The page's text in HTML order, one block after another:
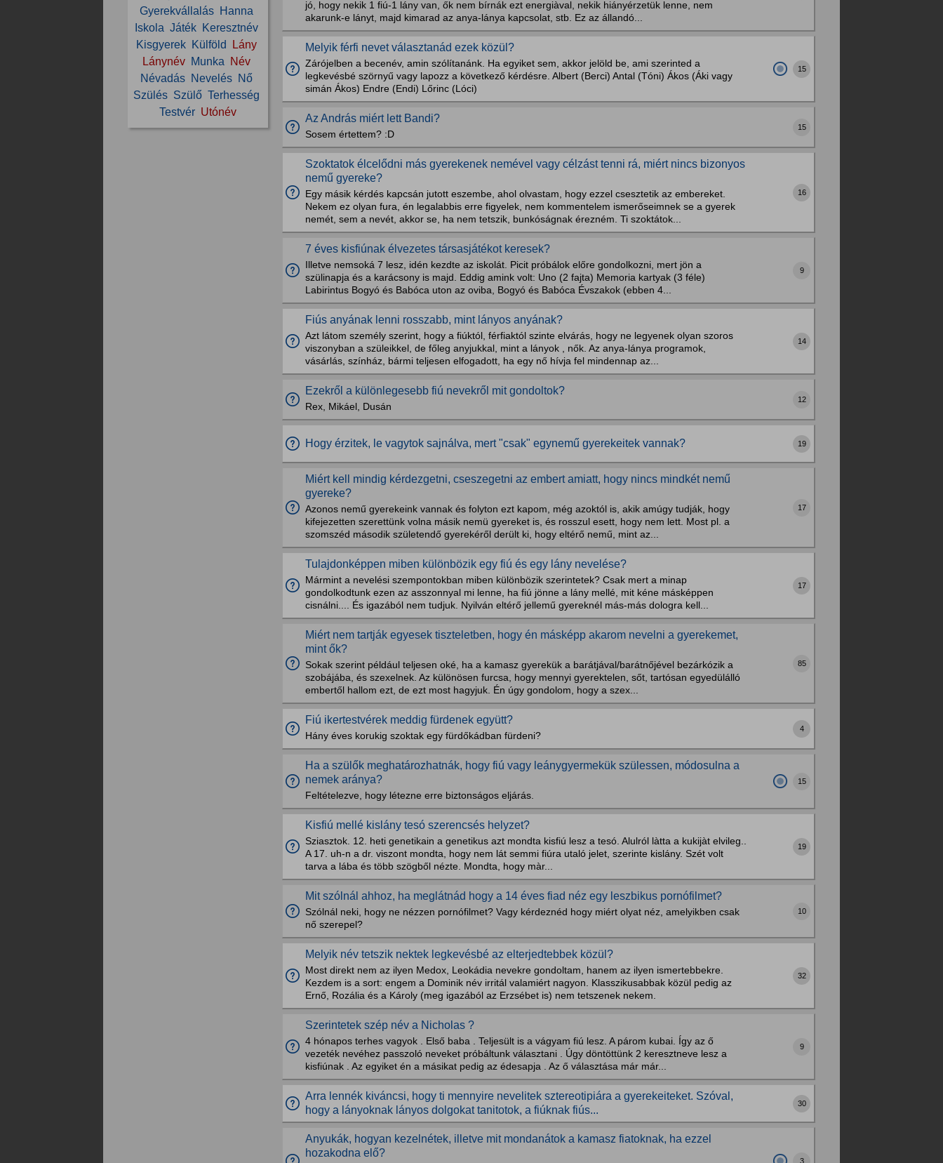
Gyerekvállalás Hanna
Iskola Játék Keresztnév
Kisgyerek Külföld
Lány
Lánynév Munka
Név
Névadás Nevelés Nő
Szülés Szülő Terhesség
Testvér Utónév
jó, hogy nekik 1 fiú-1 lány van, ők nem bírnák ezt energiàval, nekik hiányérzetük lenne, nem
akarunk-e lányt, majd kimarad az anya-lánya kapcsolat, stb. Ez az állandó...
Melyik férfi nevet választanád ezek közül?
Zárójelben a becenév, amin szólítanánk. Ha egyiket sem, akkor jelöld be, ami szerinted a
legkevésbé szörnyű vagy lapozz a következő kérdésre. Albert (Berci) Antal (Tóni) Ákos (Áki vagy
simán Ákos) Endre (Endi) Lőrinc (Lóci)
15
Az András miért lett Bandi?
Sosem értettem? :D
15
Szoktatok élcelődni más gyerekenek nemével vagy célzást tenni rá, miért nincs bizonyos
nemű gyereke?
Egy másik kérdés kapcsán jutott eszembe, ahol olvastam, hogy ezzel csesztetik az embereket.
Nekem ez olyan fura, én legalabbis erre figyelek, nem kommentelem ismerőseimnek se a gyerek
nemét, sem a nevét, akkor se, ha nem tetszik, bunkóságnak érezném. Ti szoktátok...
16
7 éves kisfiúnak élvezetes társasjátékot keresek?
Illetve nemsoká 7 lesz, idén kezdte az iskolát. Picit próbálok előre gondolkozni, mert jön a
szülinapja és a karácsony is majd. Eddig amink volt: Uno (2 fajta) Memoria kartyak (3 féle)
Labirintus Bogyó és Babóca uton az oviba, Bogyó és Babóca Évszakok (ebben 4...
9
Fiús anyának lenni rosszabb, mint lányos anyának?
Azt látom személy szerint, hogy a fiúktól, férfiaktól szinte elvárás, hogy ne legyenek olyan szoros
viszonyban a szüleikkel, de főleg anyjukkal, mint a lányok , nők. Az anya-lánya programok,
vásárlás, színház, bármi teljesen elfogadott, ha egy nő hívja fel mindennap az...
14
Ezekről a különlegesebb fiú nevekről mit gondoltok?
Rex, Mikáel, Dusán
12
Hogy érzitek, le vagytok sajnálva, mert "csak" egynemű gyerekeitek vannak? 19
Miért kell mindig kérdezgetni, cseszegetni az embert amiatt, hogy nincs mindkét nemű
gyereke?
Azonos nemű gyerekeink vannak és folyton ezt kapom, még azoktól is, akik amúgy tudják, hogy
kifejezetten szerettünk volna másik nemü gyereket is, és rosszul esett, hogy nem lett. Most pl. a
szomszéd második születendő gyerekéről derült ki, hogy eltérő nemű, mint az...
17
Tulajdonképpen miben különbözik egy fiú és egy lány nevelése?
Mármint a nevelési szempontokban miben különbözik szerintetek? Csak mert a minap
gondolkodtunk ezen az asszonnyal mi lenne, ha fiú jönne a lány mellé, mit kéne másképpen
cisnálni.... És igazából nem tudjuk. Nyilván eltérő jellemű gyereknél más-más dologra kell...
17
Miért nem tartják egyesek tiszteletben, hogy én másképp akarom nevelni a gyerekemet,
mint ők?
Sokak szerint például teljesen oké, ha a kamasz gyerekük a barátjával/barátnőjével bezárkózik a
szobájába, és szexelnek. Az különösen furcsa, hogy mennyi gyerektelen, sőt, tartósan egyedülálló
embertől hallom ezt, de ezt most hagyjuk. Én úgy gondolom, hogy a szex...
85
Fiú ikertestvérek meddig fürdenek együtt?
Hány éves korukig szoktak egy fürdőkádban fürdeni?
4
Ha a szülők meghatározhatnák, hogy fiú vagy leánygyermekük szülessen, módosulna a
nemek aránya?
Feltételezve, hogy létezne erre biztonságos eljárás.
15
Kisfiú mellé kislány tesó szerencsés helyzet?
Sziasztok. 12. heti genetikain a genetikus azt mondta kisfiú lesz a tesó. Alulról làtta a kukijàt elvileg..
A 17. uh-n a dr. viszont mondta, hogy nem lát semmi fiúra utaló jelet, szerinte kislány. Szét volt
tarva a lába és több szögből nézte. Mondta, hogy màr...
19
Mit szólnál ahhoz, ha meglátnád hogy a 14 éves fiad néz egy leszbikus pornófilmet?
Szólnál neki, hogy ne nézzen pornófilmet? Vagy kérdeznéd hogy miért olyat néz, amelyikben csak
nő szerepel?
10
Melyik név tetszik nektek legkevésbé az elterjedtebbek közül?
Most direkt nem az ilyen Medox, Leokádia nevekre gondoltam, hanem az ilyen ismertebbekre.
Kezdem is a sort: engem a Dominik név irritál valamiért nagyon. Klasszikusabbak közül pedig az
Ernő, Rozália és a Károly (meg igazából az Erzsébet is) nem tetszenek nekem.
32
Szerintetek szép név a Nicholas ?
4 hónapos terhes vagyok . Első baba . Teljesült is a vágyam fiú lesz. A párom kubai. Így az ő
vezeték nevéhez passzoló neveket próbáltunk választani . Úgy döntöttünk 2 keresztneve lesz a
kisfiúnak . Az egyiket én a másikat pedig az édesapja . Az ő választása már már...
9
Arra lennék kiváncsi, hogy ti mennyire nevelitek sztereotipiára a gyerekeiteket. Szóval,
hogy a lányoknak lányos dolgokat tanitotok, a fiúknak fiús...
30
Anyukák, hogyan kezelnétek, illetve mit mondanátok a kamasz fiatoknak, ha ezzel
hozakodna elő?
3